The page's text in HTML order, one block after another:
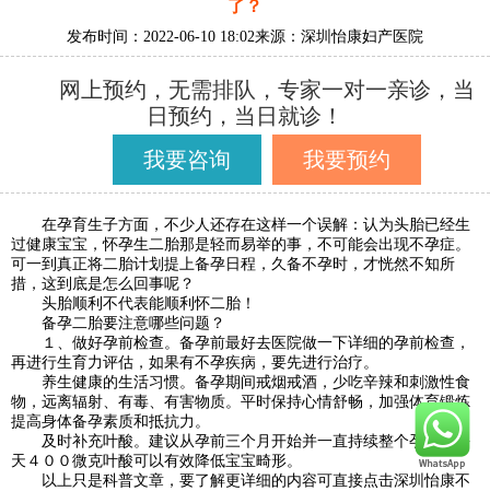
了？
发布时间：2022-06-10 18:02来源：深圳怡康妇产医院
网上预约，无需排队，专家一对一亲诊，当
日预约，当日就诊！
我要咨询
我要预约
在孕育生子方面，不少人还存在这样一个误解：认为头胎已经生
过健康宝宝，怀孕生二胎那是轻而易举的事，不可能会出现不孕症。
可一到真正将二胎计划提上备孕日程，久备不孕时，才恍然不知所
措，这到底是怎么回事呢？
头胎顺利不代表能顺利怀二胎！
备孕二胎要注意哪些问题？
１、做好孕前检查。备孕前最好去医院做一下详细的孕前检查，
再进行生育力评估，如果有不孕疾病，要先进行治疗。
养生健康的生活习惯。备孕期间戒烟戒酒，少吃辛辣和刺激性食
物，远离辐射、有毒、有害物质。平时保持心情舒畅，加强体育锻炼
提高身体备孕素质和抵抗力。
及时补充叶酸。建议从孕前三个月开始并一直持续整个孕期，每
天４００微克叶酸可以有效降低宝宝畸形。
以上只是科普文章，要了解更详细的内容可直接点击深圳怡康不